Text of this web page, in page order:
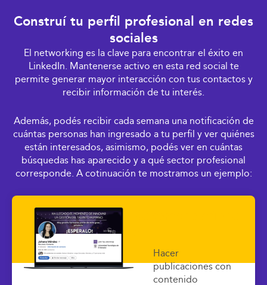
Construí tu perfil profesional en redes
sociales
El networking es la clave para encontrar el éxito en
LinkedIn. Mantenerse activo en esta red social te
permite generar mayor interacción con tus contactos y
recibir información de tu interés.
Además, podés recibir cada semana una notificación de
cuántas personas han ingresado a tu perfil y ver quiénes
están interesados, asimismo, podés ver en cuántas
búsquedas has aparecido y a qué sector profesional
corresponde. A cotinuación te mostramos un ejemplo:
Hacer
publicaciones con
contenido